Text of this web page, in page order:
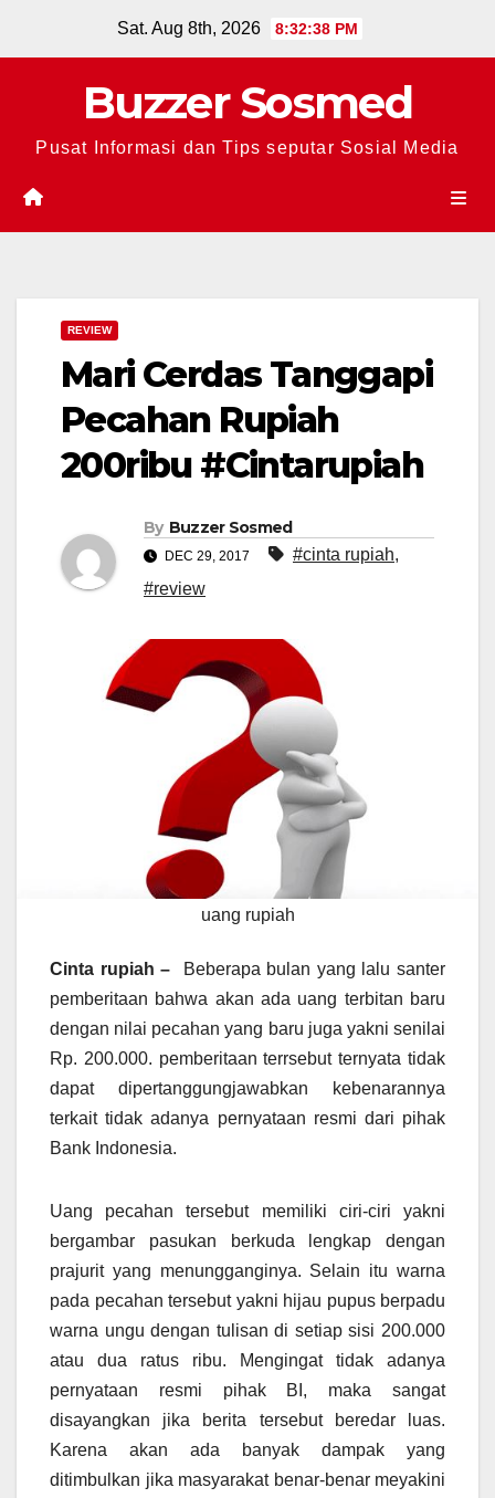
Sat. Aug 8th, 2026 8:32:39 PM
Buzzer Sosmed
Pusat Informasi dan Tips seputar Sosial Media
REVIEW
Mari Cerdas Tanggapi
Pecahan Rupiah
200ribu #Cintarupiah
By Buzzer Sosmed
DEC 29, 2017 #cinta rupiah,
#review
uang rupiah
Cinta rupiah –
Beberapa bulan yang lalu santer
pemberitaan bahwa akan ada uang terbitan baru
dengan nilai pecahan yang baru juga yakni senilai
Rp. 200.000. pemberitaan terrsebut ternyata tidak
dapat dipertanggungjawabkan kebenarannya
terkait tidak adanya pernyataan resmi dari pihak
Bank Indonesia.
Uang pecahan tersebut memiliki ciri-ciri yakni
bergambar pasukan berkuda lengkap dengan
prajurit yang menungganginya. Selain itu warna
pada pecahan tersebut yakni hijau pupus berpadu
warna ungu dengan tulisan di setiap sisi 200.000
atau dua ratus ribu. Mengingat tidak adanya
pernyataan resmi pihak BI, maka sangat
disayangkan jika berita tersebut beredar luas.
Karena akan ada banyak dampak yang
ditimbulkan jika masyarakat benar-benar meyakini